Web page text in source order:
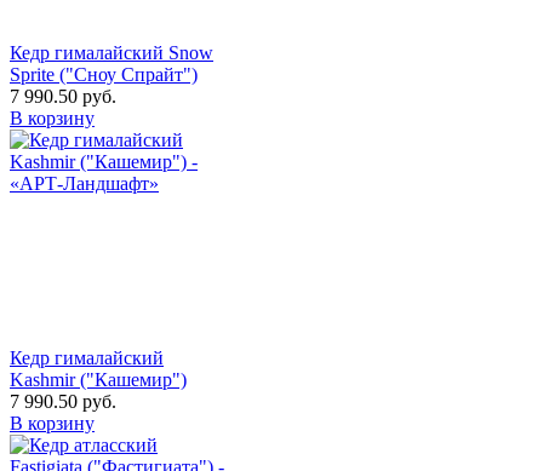
Кедр гималайский Snow
Sprite ("Сноу Спрайт")
7 990.50 руб.
В корзину
Кедр гималайский
Kashmir ("Кашемир")
7 990.50 руб.
В корзину